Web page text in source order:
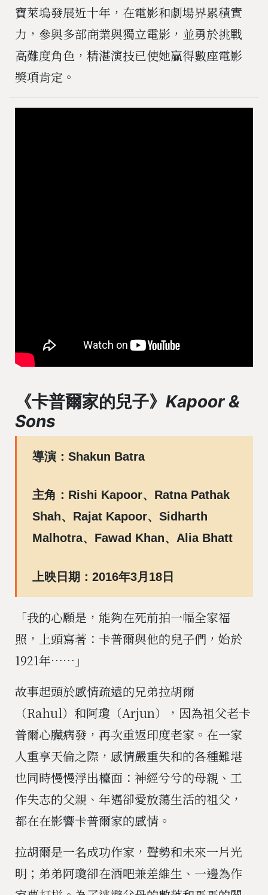
寶萊塢發展近十年，在電影和劇場界累積實
力，參與多部商業與獨立電影，並勇於挑戰
高難度角色，精湛演技已使她贏得數座電影
獎項肯定。
《卡普爾家的兒子》 Kapoor &
Sons
導演：Shakun Batra
主角：Rishi Kapoor、Ratna Pathak
Shah、Rajat Kapoor、Sidharth
Malhotra、Fawad Khan、Alia Bhatt
上映日期：2016年3月18日
「我的心願是，能夠在死前拍一幅全家福
照，上頭寫著：卡普爾與他的兒子們，始於
1921年⋯⋯」
故事起頭於感情疏遠的兄弟拉胡爾
（Rahul）和阿瓊（Arjun），因為祖父老卡
普爾心臟病發，再次重返印度老家。在一家
人重享天倫之際，感情嚴重失和的各種難堪
也同時慢慢浮出檯面：神經兮兮的母親、工
作失志的父親、年邁卻愛放蕩生活的祖父，
都在在影響卡普爾家的感情。
拉胡爾是一名成功作家，聲勢和未來一片光
明；弟弟阿瓊卻在酒吧兼差維生、一邊為作